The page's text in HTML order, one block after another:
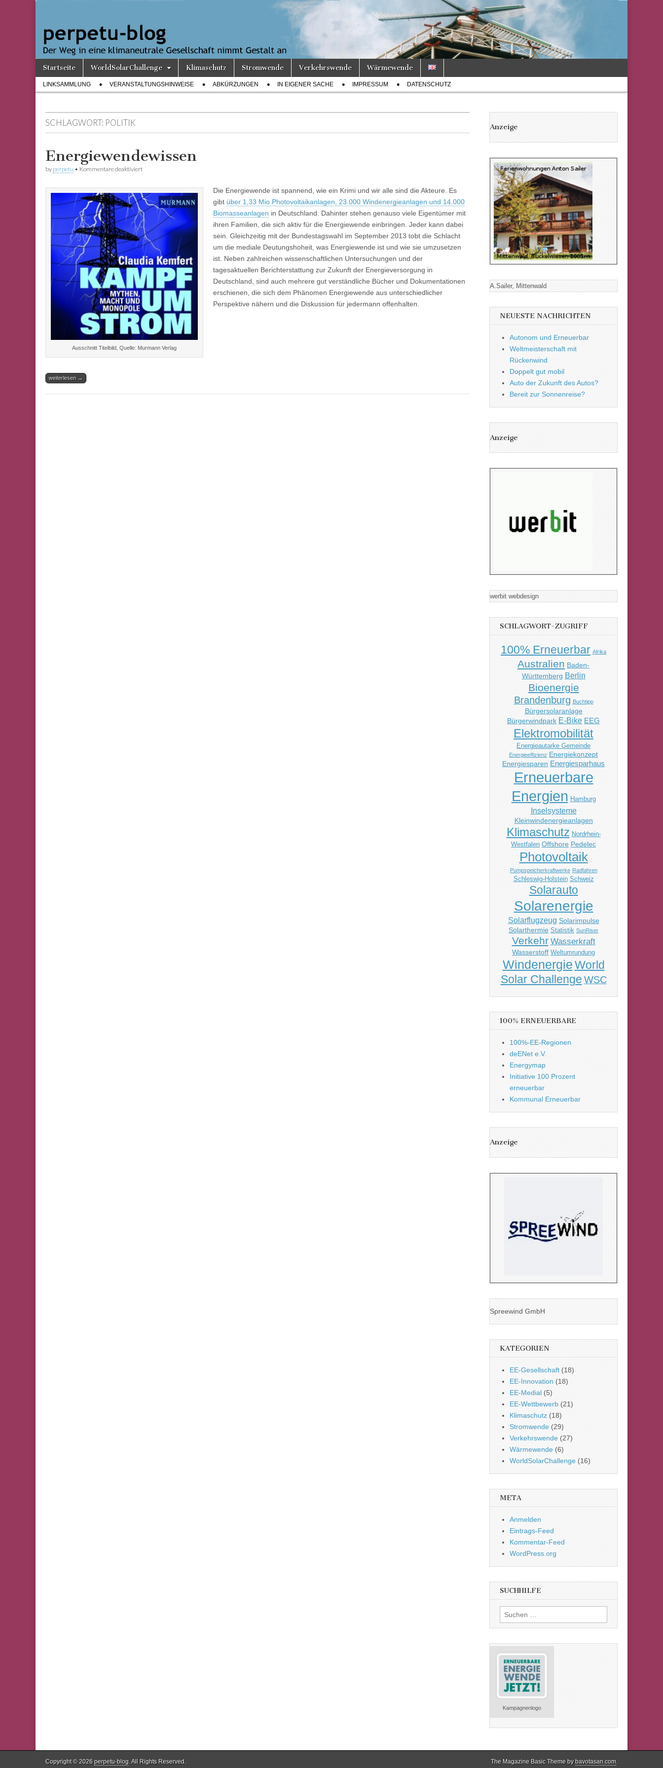
perpetu-
blog
klimaneutrale
Gesellschaft
nimmt
Gestalt an
Main
menu
Skip
content
Startseite WorldSolarChallenge Klimaschutz Stromwende Verkehrswende Wärmewende
Sub
menu
LINKSAMMLUNG VERANSTALTUNGSHINWEISE ABKÜRZUNGEN IN EIGENER SACHE IMPRESSUM DATENSCHUTZ
SCHLAGWORT: POLITIK
Energiewendewissen
by perpetu • Kommentare deaktiviertfür
Ausschnitt Titelbild, Quelle: Murmann Verlag
Die Energiewende ist spannend, wie ein Krimi und wir alle sind die Akteure. Es
gibt über 1,33 Mio Photovoltaikanlagen, 23.000 Windenergieanlagen und 14.000
Biomasseanlagen in Deutschland. Dahinter stehen genauso viele Eigentümer mit
ihren Familien, die sich aktiv für die Energiewende einbringen. Jeder kann dabei
sein. Gleichzeitig mit der Bundestagswahl im September 2013 tobt die Schlacht
um die mediale Deutungshoheit, was Energiewende ist und wie sie umzusetzen
ist. Neben zahlreichen wissenschaftlichen Untersuchungen und der
tagesaktuellen Berichterstattung zur Zukunft der Energieversorgung in
Deutschland, sind auch mehrere gut verständliche Bücher und Dokumentationen
erschienen, die sich dem Phänomen Energiewende aus unterschiedlicher
Perspektive nähern und die Diskussion für jedermann offenhalten.
weiterlesen →
Anzeige
A.Sailer, Mittenwald
NEUESTE NACHRICHTEN
Autonom und Erneuerbar
Weltmeisterschaft mit
Rückenwind
Doppelt gut mobil
Auto der Zukunft des Autos?
Bereit zur Sonnenreise?
Anzeige
werbit webdesign
SCHLAGWORT-ZUGRIFF
100% Erneuerbar Afrika
Australien Baden-
Württemberg Berlin
Bioenergie
Brandenburg Buchtipp
Bürgersolaranlage
Bürgerwindpark E-Bike EEG
Elektromobilität
Energieautarke Gemeinde
Energieeffizienz Energiekonzept
Energiesparen Energiesparhaus
Erneuerbare
Energien Hamburg
Inselsysteme
Kleinwindenergieanlagen
Klimaschutz Nordrhein-
Westfalen Offshore Pedelec
Photovoltaik
Pumpspeicherkraftwerke Radfahren
Schleswig-Holstein Schweiz
Solarauto
Solarenergie
Solarflugzeug Solarimpulse
Solarthermie Statistik SunRiser
Verkehr Wasserkraft
Wasserstoff Weltumrundung
Windenergie World
Solar Challenge WSC
100% ERNEUERBARE
100%-EE-Regionen
deENet e.V.
Energymap
Initiative 100 Prozent
erneuerbar
Kommunal Erneuerbar
Anzeige
Spreewind GmbH
KATEGORIEN
EE-Gesellschaft (18)
EE-Innovation (18)
EE-Medial (5)
EE-Wettbewerb (21)
Klimaschutz (18)
Stromwende (29)
Verkehrswende (27)
Wärmewende (6)
WorldSolarChallenge (16)
META
Anmelden
Eintrags-Feed
Kommentar-Feed
WordPress.org
SUCHHILFE
Suchen
nach:
Kampagnenlogo
Copyright © 2026 perpetu-blog. All Rights Reserved. The Magazine Basic Theme by bavotasan.com.